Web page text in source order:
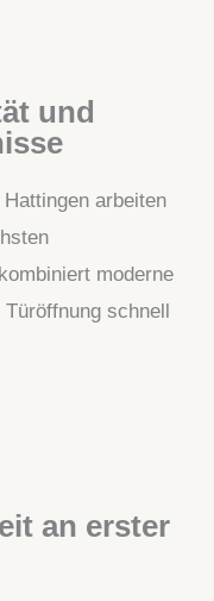
und
arbeiten
moderne
schnell
an erster